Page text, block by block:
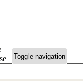
Toggle navigation